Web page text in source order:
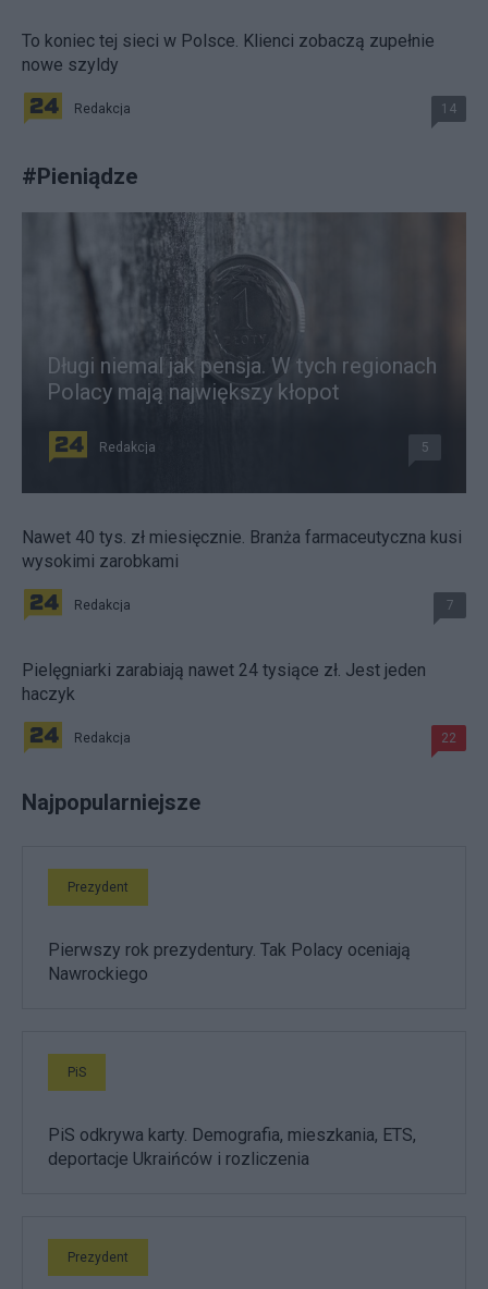
To koniec tej sieci w Polsce. Klienci zobaczą zupełnie
nowe szyldy
Redakcja 14
#Pieniądze
Długi niemal jak pensja. W tych regionach
Polacy mają największy kłopot
Redakcja 5
Nawet 40 tys. zł miesięcznie. Branża farmaceutyczna kusi
wysokimi zarobkami
Redakcja 7
Pielęgniarki zarabiają nawet 24 tysiące zł. Jest jeden
haczyk
Redakcja 22
Najpopularniejsze
Prezydent
Pierwszy rok prezydentury. Tak Polacy oceniają
Nawrockiego
PiS
PiS odkrywa karty. Demografia, mieszkania, ETS,
deportacje Ukraińców i rozliczenia
Prezydent